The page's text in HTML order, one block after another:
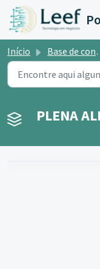
Ir para o conteúdo
Início Base de conhecimento
PLENA